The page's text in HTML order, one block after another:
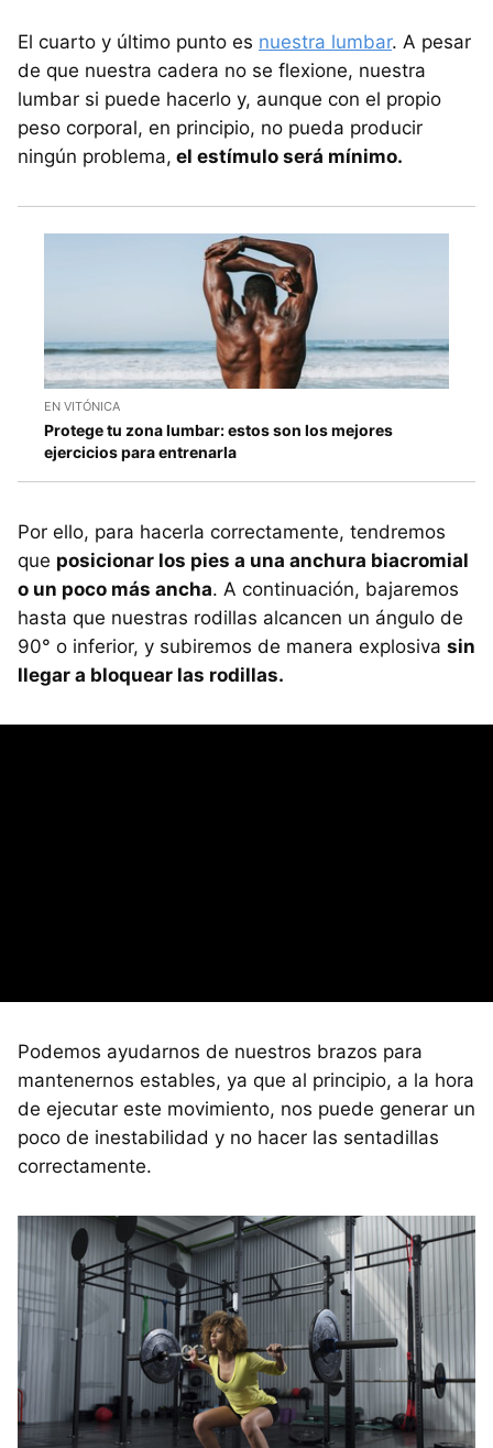
El cuarto y último punto es nuestra lumbar. A pesar
de que nuestra cadera no se flexione, nuestra
lumbar si puede hacerlo y, aunque con el propio
peso corporal, en principio, no pueda producir
ningún problema, el estímulo será mínimo.
EN VITÓNICA
Protege tu zona lumbar: estos son los mejores
ejercicios para entrenarla
Por ello, para hacerla correctamente, tendremos
que posicionar los pies a una anchura biacromial
o un poco más ancha. A continuación, bajaremos
hasta que nuestras rodillas alcancen un ángulo de
90° o inferior, y subiremos de manera explosiva sin
llegar a bloquear las rodillas.
Podemos ayudarnos de nuestros brazos para
mantenernos estables, ya que al principio, a la hora
de ejecutar este movimiento, nos puede generar un
poco de inestabilidad y no hacer las sentadillas
correctamente.